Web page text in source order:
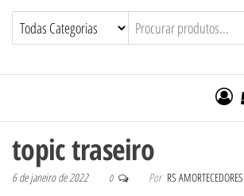
Rs Amortecedores
Suspensão e
topic traseiro
6 de janeiro de 2022 0 Por RS AMORTECEDORES